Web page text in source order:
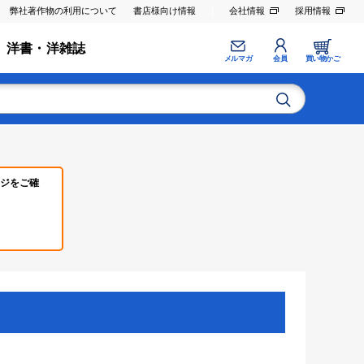
弊社著作物の利用について 書店様向け情報 会社情報 採用情報
洋書・洋雑誌
メルマガ 会員 買い物かご
をご確